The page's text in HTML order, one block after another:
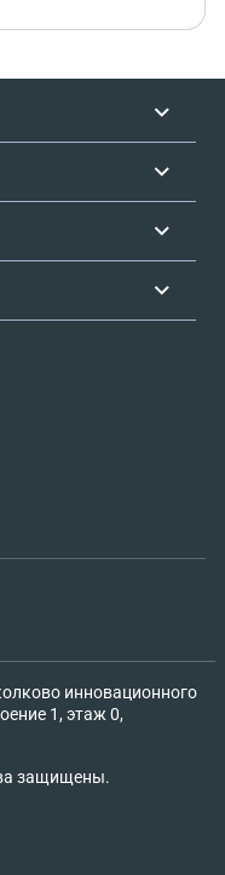
инновационного
1, этаж 0,
защищены.